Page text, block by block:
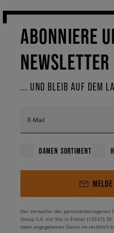
ABONNIERE
NEWSLETTER
... UND BLEIB AUF DEM
E-Mail
DAMEN SORTIMENT
Der Verwalter der
Group S.A. mit Sitz in Erkner (15537),
oben angegebenen Daten im rechtlich